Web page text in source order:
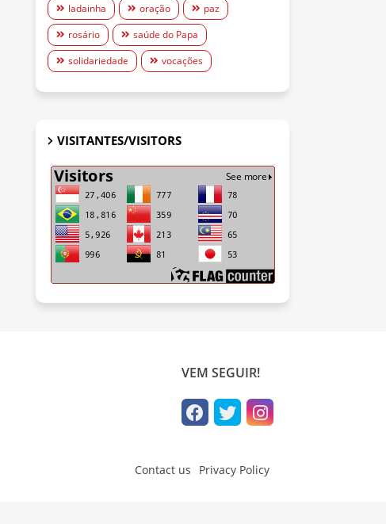
ladainha
oração
paz
rosário
saúde do Papa
solidariedade
vocações
VISITANTES/VISITORS
VEM SEGUIR!
Contact us Privacy Policy